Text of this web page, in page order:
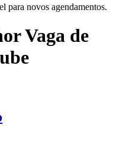
para novos agendamentos.
Vaga de